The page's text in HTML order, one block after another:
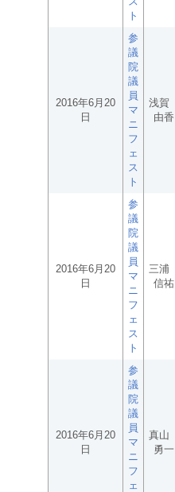
ト
2016年6月20
日
参
議
院
議
員
マ
ニ
フ
ェ
ス
ト
浅賀
由香
2016年6月20
日
参
議
院
議
員
マ
ニ
フ
ェ
ス
ト
三浦
信祐
2016年6月20
日
参
議
院
議
員
マ
ニ
フ
ェ
真山
勇一